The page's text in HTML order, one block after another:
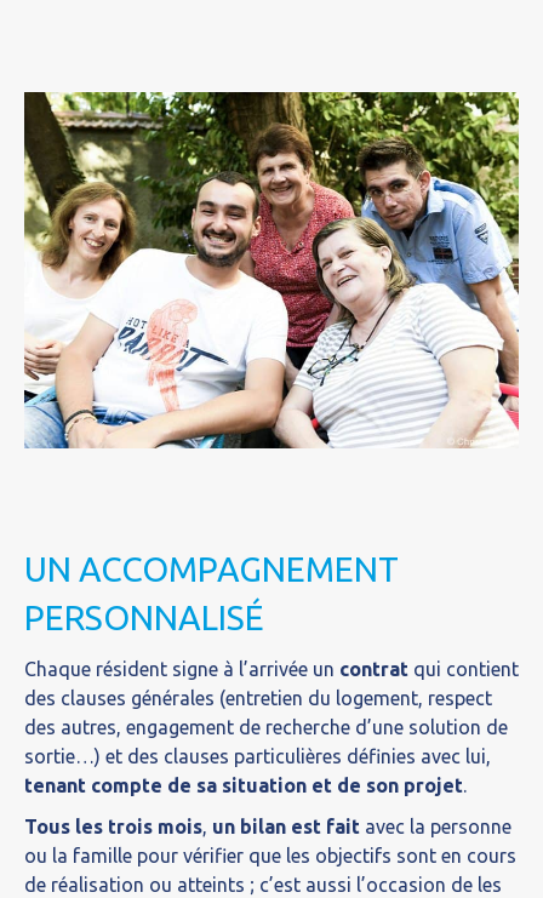
UN ACCOMPAGNEMENT
PERSONNALISÉ
Chaque résident signe à l’arrivée un contrat qui contient
des clauses générales (entretien du logement, respect
des autres, engagement de recherche d’une solution de
sortie…) et des clauses particulières définies avec lui,
tenant compte de sa situation et de son projet.
Tous les trois mois, un bilan est fait avec la personne
ou la famille pour vérifier que les objectifs sont en cours
de réalisation ou atteints ; c’est aussi l’occasion de les